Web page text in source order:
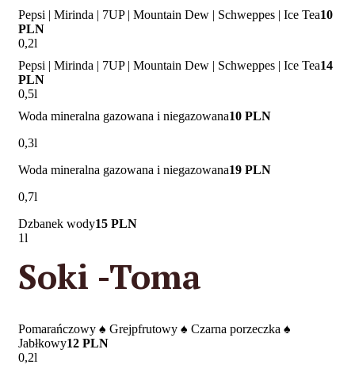
Pepsi | Mirinda | 7UP | Mountain Dew | Schweppes | Ice Tea10
PLN
0,2l
Pepsi | Mirinda | 7UP | Mountain Dew | Schweppes | Ice Tea14
PLN
0,5l
Woda mineralna gazowana i niegazowana10 PLN
0,3l
Woda mineralna gazowana i niegazowana19 PLN
0,7l
Dzbanek wody15 PLN
1l
Soki -Toma
Pomarańczowy ♠ Grejpfrutowy ♠ Czarna porzeczka ♠
Jabłkowy12 PLN
0,2l